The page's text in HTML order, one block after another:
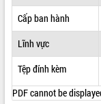
Cấp ban hành
Lĩnh vực
Tệp đính kèm
PDF cannot be